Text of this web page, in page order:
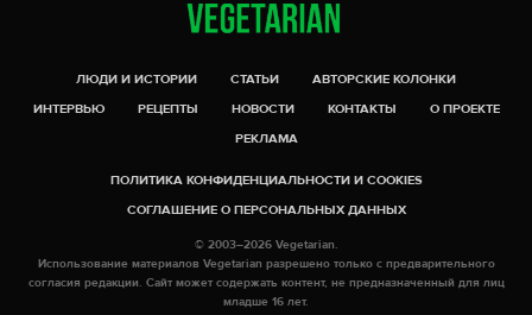
ЛЮДИ И ИСТОРИИ СТАТЬИ
АВТОРСКИЕ КОЛОНКИ
ИНТЕРВЬЮ
РЕЦЕПТЫ НОВОСТИ КОНТАКТЫ
О ПРОЕКТЕ
РЕКЛАМА
ПОЛИТИКА КОНФИДЕНЦИАЛЬНОСТИ И COOKIES
СОГЛАШЕНИЕ О ПЕРСОНАЛЬНЫХ ДАННЫХ
© 2003–2026 Vegetarian.
Использование материалов Vegetarian разрешено только с предварительного
согласия редакции. Сайт может содержать контент, не предназначенный для лиц
младше 16 лет.